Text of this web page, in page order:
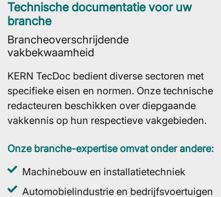
Technische documentatie voor uw
branche
Brancheoverschrijdende
vakbekwaamheid
KERN TecDoc bedient diverse sectoren met
specifieke eisen en normen. Onze technische
redacteuren beschikken over diepgaande
vakkennis op hun respectieve vakgebieden.
Onze branche-expertise omvat onder andere:
Machinebouw en installatietechniek
Automobielindustrie en bedrijfsvoertuigen